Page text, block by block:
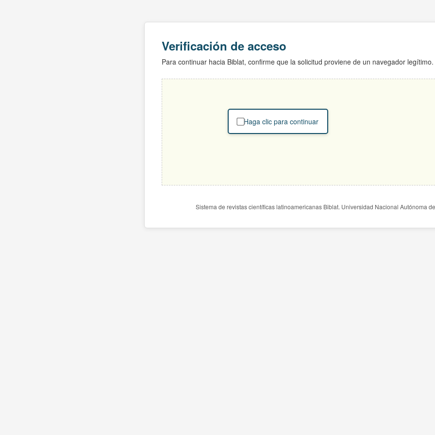
Verificación de acceso
Para continuar hacia Biblat, confirme que la solicitud proviene de un navegador legítimo.
Haga clic para continuar
Sistema de revistas científicas latinoamericanas Biblat. Universidad Nacional Autónoma